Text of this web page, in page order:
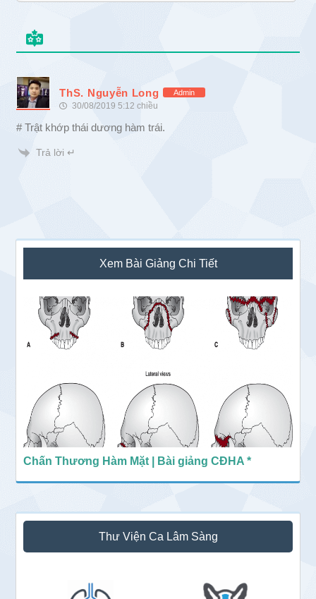
ThS. Nguyễn Long Admin
30/08/2019 5:12 chiều
# Trật khớp thái dương hàm trái.
Trả lời ↵
Sidebar
chính
Xem Bài Giảng Chi Tiết
Chấn Thương Hàm Mặt | Bài giảng CĐHA *
Thư Viện Ca Lâm Sàng